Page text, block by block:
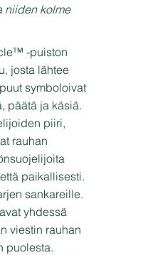
niiden kolme
-puiston
josta lähtee
symboloivat
päätä ja käsiä.
piiri,
rauhan
paikallisesti.
sankareille.
yhdessä
viestin rauhan
puolesta.